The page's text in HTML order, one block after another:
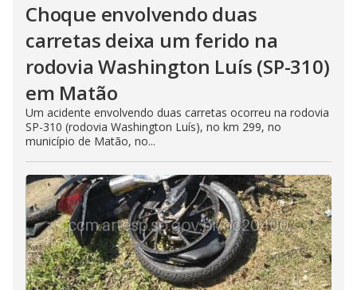
Choque envolvendo duas
carretas deixa um ferido na
rodovia Washington Luís (SP-310)
em Matão
Um acidente envolvendo duas carretas ocorreu na rodovia
SP-310 (rodovia Washington Luís), no km 299, no
município de Matão, no...